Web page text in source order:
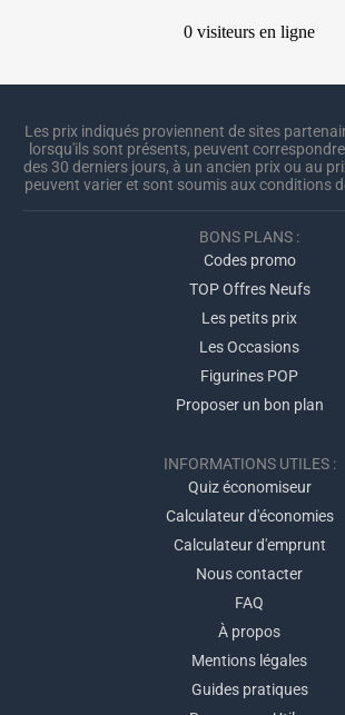
Les prix indiqués proviennent de sites
lorsqu'ils sont présents, peuvent
des 30 derniers jours, à un ancien prix ou au
peuvent varier et sont soumis aux conditions
BONS PLANS :
Codes promo
TOP Offres Neufs
Les petits prix
Les Occasions
Figurines POP
Proposer un bon plan
INFORMATIONS UTILES :
Quiz économiseur
Calculateur d'économies
Calculateur d'emprunt
Nous contacter
FAQ
À propos
Mentions légales
Guides pratiques